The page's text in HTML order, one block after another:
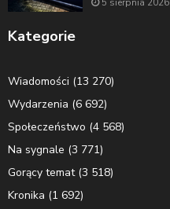
Kategorie
Wiadomości (13 270)
Wydarzenia (6 692)
Społeczeństwo (4 568)
Na sygnale (3 771)
Gorący temat(3 518)
Kronika (1 692)